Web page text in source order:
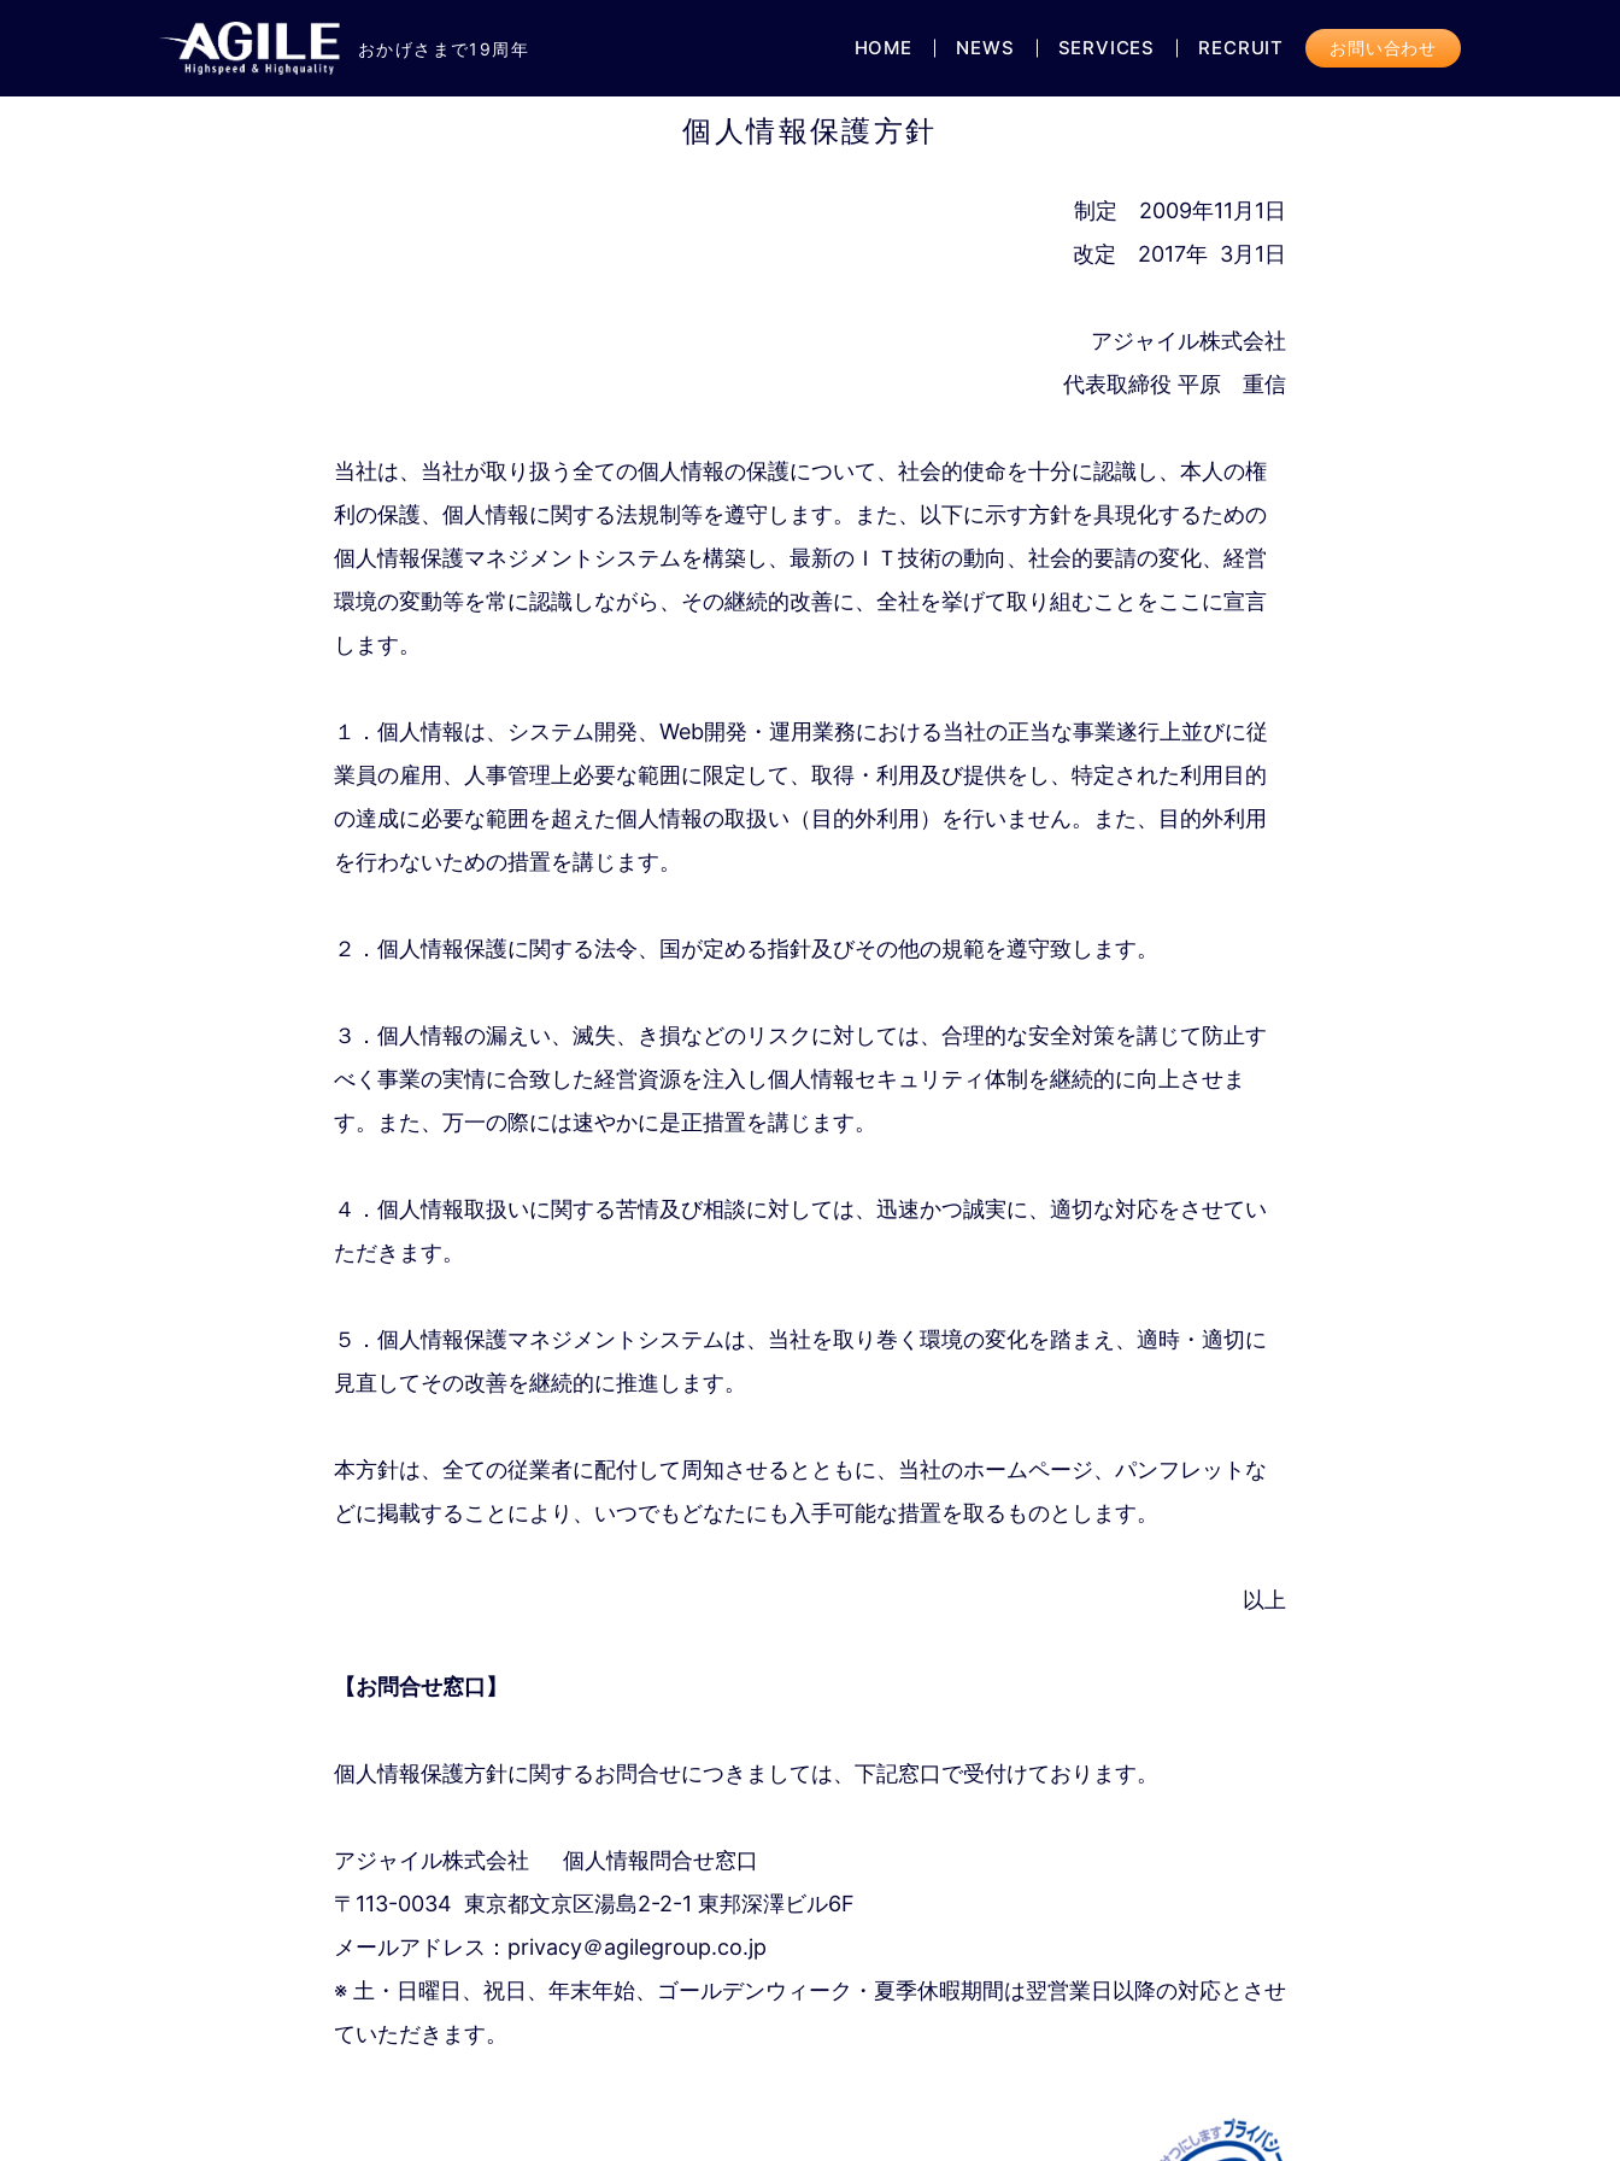
おかげさまで19周年 HOME NEWS SERVICES RECRUIT お問い合わせ
個人情報保護方針
制定 2009年11月1日
改定 2017年 3月1日
アジャイル株式会社
代表取締役 平原 重信
当社は、当社が取り扱う全ての個人情報の保護について、社会的使命を十分に認識し、本人の権
利の保護、個人情報に関する法規制等を遵守します。また、以下に示す方針を具現化するための
個人情報保護マネジメントシステムを構築し、最新のＩＴ技術の動向、社会的要請の変化、経営
環境の変動等を常に認識しながら、その継続的改善に、全社を挙げて取り組むことをここに宣言
します。
１．個人情報は、システム開発、Web開発・運用業務における当社の正当な事業遂行上並びに従
業員の雇用、人事管理上必要な範囲に限定して、取得・利用及び提供をし、特定された利用目的
の達成に必要な範囲を超えた個人情報の取扱い（目的外利用）を行いません。また、目的外利用
を行わないための措置を講じます。
２．個人情報保護に関する法令、国が定める指針及びその他の規範を遵守致します。
３．個人情報の漏えい、滅失、き損などのリスクに対しては、合理的な安全対策を講じて防止す
べく事業の実情に合致した経営資源を注入し個人情報セキュリティ体制を継続的に向上させま
す。また、万一の際には速やかに是正措置を講じます。
４．個人情報取扱いに関する苦情及び相談に対しては、迅速かつ誠実に、適切な対応をさせてい
ただきます。
５．個人情報保護マネジメントシステムは、当社を取り巻く環境の変化を踏まえ、適時・適切に
見直してその改善を継続的に推進します。
本方針は、全ての従業者に配付して周知させるとともに、当社のホームページ、パンフレットな
どに掲載することにより、いつでもどなたにも入手可能な措置を取るものとします。
以上
【お問合せ窓口】
個人情報保護方針に関するお問合せにつきましては、下記窓口で受付けております。
アジャイル株式会社 個人情報問合せ窓口
〒113-0034 東京都文京区湯島2-2-1 東邦深澤ビル6F
メールアドレス：privacy＠agilegroup.co.jp
※ 土・日曜日、祝日、年末年始、ゴールデンウィーク・夏季休暇期間は翌営業日以降の対応とさせ
ていただきます。